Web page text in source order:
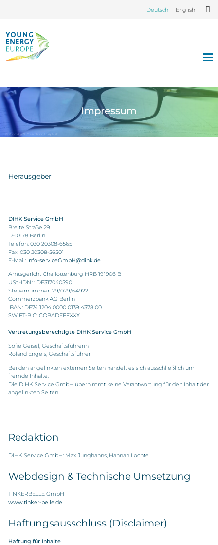
Deutsch English
Impressum
© Photo by G. Crescoli on Unsplash
Herausgeber
DIHK Service GmbH
Breite Straße 29
D-10178 Berlin
Telefon: 030 20308-6565
Fax: 030 20308-56501
E-Mail: info-serviceGmbH@dihk.de
Amtsgericht Charlottenburg HRB 191906 B
USt.-IDNr.: DE317040590
Steuernummer: 29/029/64922
Commerzbank AG Berlin
IBAN: DE74 1204 0000 0139 4378 00
SWIFT-BIC: COBADEFFXXX
Vertretungsberechtigte DIHK Service GmbH
Sofie Geisel, Geschäftsführerin
Roland Engels, Geschäftsführer
Bei den angelinkten externen Seiten handelt es sich ausschließlich um
fremde Inhalte.
Die DIHK Service GmbH übernimmt keine Verantwortung für den Inhalt der
angelinkten Seiten.
Redaktion
DIHK Service GmbH: Max Junghanns, Hannah Löchte
Webdesign & Technische Umsetzung
TINKERBELLE GmbH
www.tinker-belle.de
Haftungsausschluss (Disclaimer)
Haftung für Inhalte